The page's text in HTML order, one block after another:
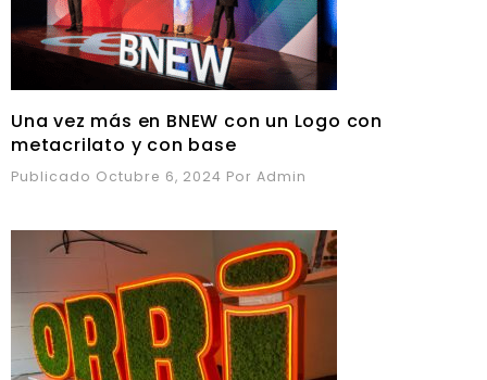
Una vez más en BNEW con un Logo con
metacrilato y con base
Publicado Octubre 6, 2024 Por Admin